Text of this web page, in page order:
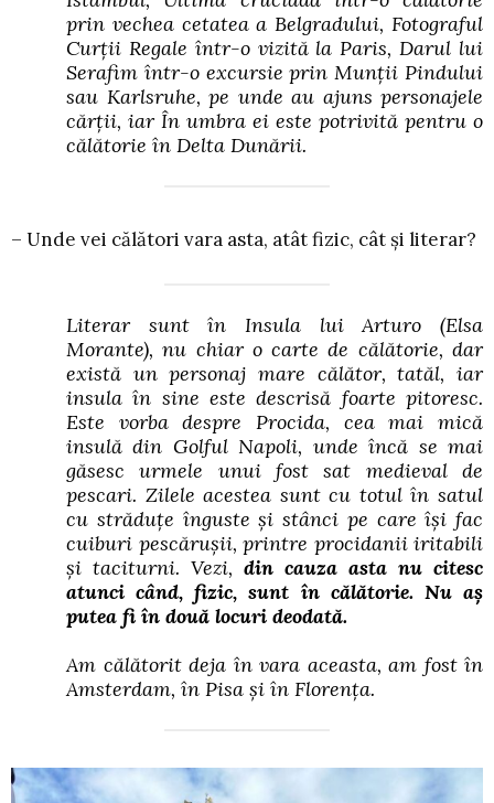
prin vechea cetatea a Belgradului, Fotograful
Curții Regale într-o vizită la Paris,Darul lui
Serafim într-o excursie prin Munții Pindului
sau Karlsruhe, pe unde au ajuns personajele
cărții, iar În umbra ei este potrivită pentru o
călătorie în Delta Dunării.
– Unde vei călători vara asta, atât fizic, cât și literar?
Literar sunt în Insula lui Arturo (Elsa
Morante), nu chiar o carte de călătorie, dar
există un personaj mare călător, tatăl, iar
insula în sine este descrisă foarte pitoresc.
Este vorba despre Procida, cea mai mică
insulă din Golful Napoli, unde încă se mai
găsesc urmele unui fost sat medieval de
pescari. Zilele acestea sunt cu totul în satul
cu străduțe înguste și stânci pe care își fac
cuiburi pescărușii, printre procidanii iritabili
și taciturni. Vezi, din cauza asta nu citesc
atunci când, fizic, sunt în călătorie. Nu aș
putea fi în două locuri deodată.
Am călătorit deja în vara aceasta, am fost în
Amsterdam, în Pisa și în Florența.